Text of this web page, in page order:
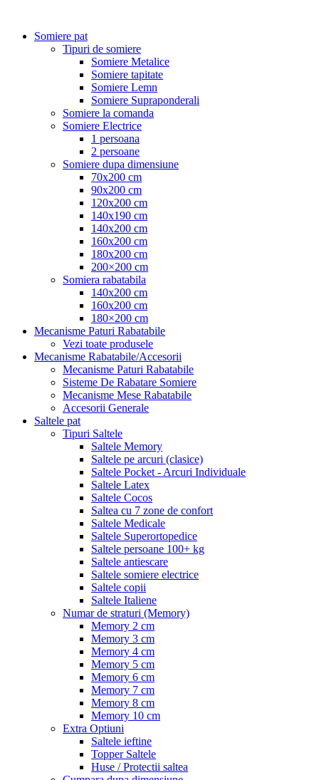
Somiere pat
Tipuri de somiere
Somiere Metalice
Somiere tapitate
Somiere Lemn
Somiere Supraponderali
Somiere la comanda
Somiere Electrice
1 persoana
2 persoane
Somiere dupa dimensiune
70x200 cm
90x200 cm
120x200 cm
140x190 cm
140x200 cm
160x200 cm
180x200 cm
200×200 cm
Somiera rabatabila
140x200 cm
160x200 cm
180×200 cm
Mecanisme Paturi Rabatabile
Vezi toate produsele
Mecanisme Rabatabile/Accesorii
Mecanisme Paturi Rabatabile
Sisteme De Rabatare Somiere
Mecanisme Mese Rabatabile
Accesorii Generale
Saltele pat
Tipuri Saltele
Saltele Memory
Saltele pe arcuri (clasice)
Saltele Pocket - Arcuri Individuale
Saltele Latex
Saltele Cocos
Saltea cu 7 zone de confort
Saltele Medicale
Saltele Superortopedice
Saltele persoane 100+ kg
Saltele antiescare
Saltele somiere electrice
Saltele copii
Saltele Italiene
Numar de straturi (Memory)
Memory 2 cm
Memory 3 cm
Memory 4 cm
Memory 5 cm
Memory 6 cm
Memory 7 cm
Memory 8 cm
Memory 10 cm
Extra Optiuni
Saltele ieftine
Topper Saltele
Huse / Protectii saltea